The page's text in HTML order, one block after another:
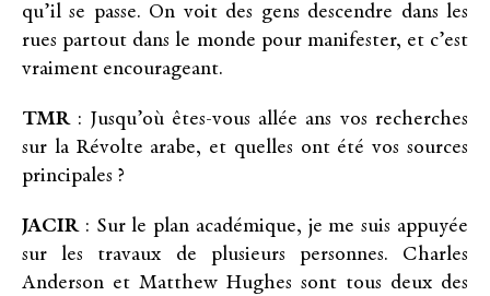
qu’il se passe. On voit des gens descendre dans les
rues partout dans le monde pour manifester, et c’est
vraiment encourageant.
TMR: Jusqu’où êtes-vous allée ans vos recherches
sur la Révolte arabe, et quelles ont été vos sources
principales ?
JACIR: Sur le plan académique, je me suis appuyée
sur les travaux de plusieurs personnes. Charles
Anderson et Matthew Hughes sont tous deux des